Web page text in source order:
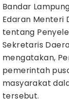
Bandar
Edaran Menteri
tentang
Sekretaris
mengatakan,
pemerintah
masyarakat
tersebut.